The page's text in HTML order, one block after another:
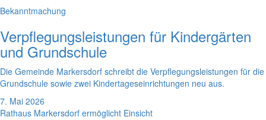
Bekanntmachung
Verpflegungsleistungen für Kindergärten
und Grundschule
Die Gemeinde Markersdorf schreibt die Verpflegungsleistungen für die
Grundschule sowie zwei Kindertageseinrichtungen neu aus.
7. Mai 2026
Rathaus Markersdorf ermöglicht Einsicht